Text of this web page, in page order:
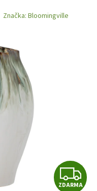
Značka: Bloomingville
Z
ZDARMA